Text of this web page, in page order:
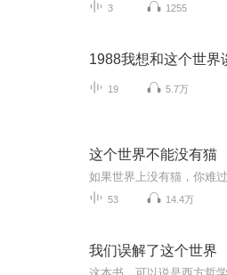
3 1255
1988我想和这个世界
19 5.7万
这个世界不能没有猫
如果世界上没有猫，你难
53 14.4万
我们误解了这个世界